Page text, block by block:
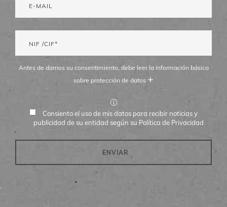
Antes de darnos su consentimiento, debe leer la información básica
sobre protección de datos +
Consiento el uso de mis datos para recibir noticias y
publicidad de su entidad según su Política de Privacidad